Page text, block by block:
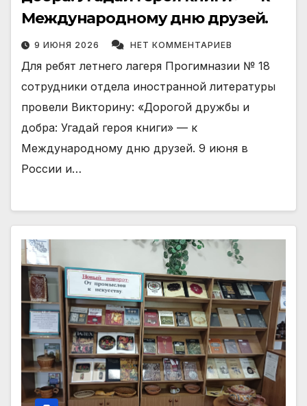
Международному дню друзей.
9 ИЮНЯ 2026 НЕТ КОММЕНТАРИЕВ
Для ребят летнего лагеря Прогимназии № 18
сотрудники отдела иностранной литературы
провели Викторину: «Дорогой дружбы и
добра: Угадай героя книги» — к
Международному дню друзей. 9 июня в
России и…